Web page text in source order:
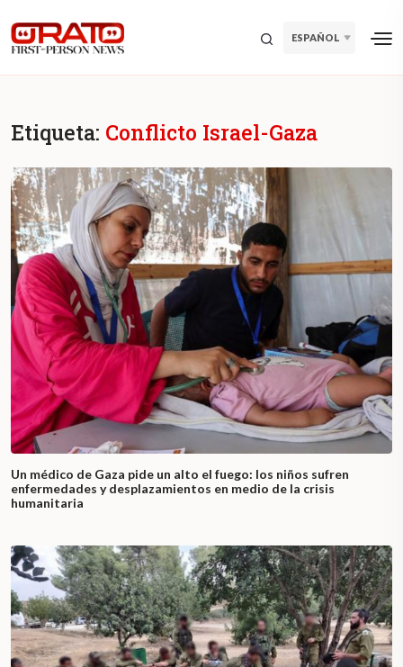
ESPAÑOL
Etiqueta: Conflicto Israel-Gaza
Un médico de Gaza pide un alto el fuego: los niños sufren
enfermedades y desplazamientos en medio de la crisis
humanitaria